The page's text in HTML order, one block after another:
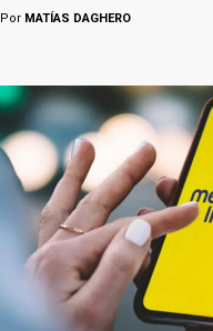
Por MATÍAS DAGHERO